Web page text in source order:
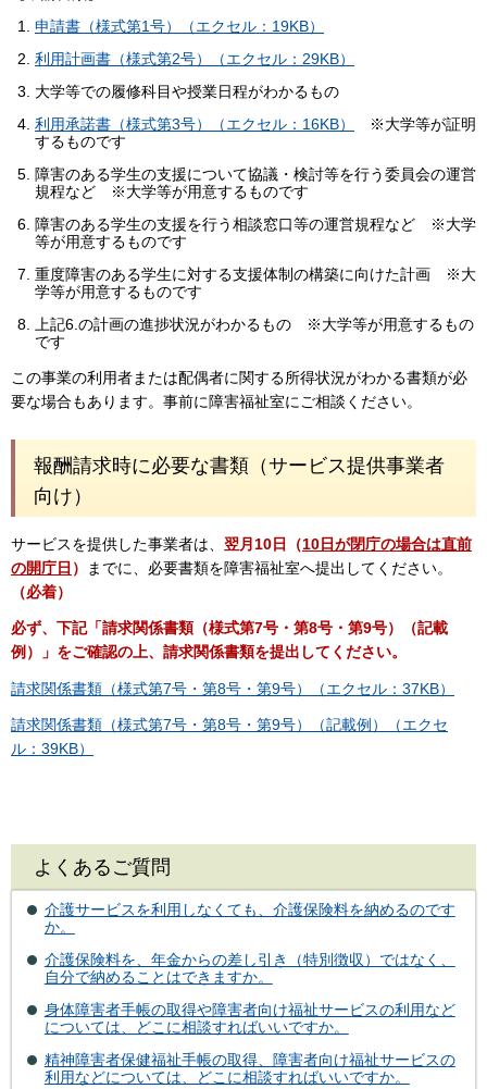
申請書（様式第1号）（エクセル：19KB）
利用計画書（様式第2号）（エクセル：29KB）
大学等での履修科目や授業日程がわかるもの
利用承諾書（様式第3号）（エクセル：16KB）
※大学等が証明
するものです
障害のある学生の支援について協議・検討等を行う委員会の運営
規程など ※大学等が用意するものです
障害のある学生の支援を行う相談窓口等の運営規程など ※大学
等が用意するものです
重度障害のある学生に対する支援体制の構築に向けた計画 ※大
学等が用意するものです
上記6.の計画の進捗状況がわかるもの ※大学等が用意するもの
です
この事業の利用者または配偶者に関する所得状況がわかる書類が必
要な場合もあります。事前に障害福祉室にご相談ください。
報酬請求時に必要な書類（サービス提供事業者
向け）
サービスを提供した事業者は、 翌月10日（10日が閉庁の場合は直前
の開庁日 ）
までに、必要書類を障害福祉室へ提出してください。
（必着）
必ず、下記「請求関係書類（様式第7号・第8号・第9号）（記載
例）」をご確認の上、請求関係書類を提出してください。
請求関係書類（様式第7号・第8号・第9号）（エクセル：37KB）
請求関係書類（様式第7号・第8号・第9号）（記載例）（エクセ
ル：39KB）
よくあるご質問
介護サービスを利用しなくても、介護保険料を納めるのです
か。
介護保険料を、年金からの差し引き（特別徴収）ではなく、
自分で納めることはできますか。
身体障害者手帳の取得や障害者向け福祉サービスの利用など
については、どこに相談すればいいですか。
精神障害者保健福祉手帳の取得、障害者向け福祉サービスの
利用などについては、どこに相談すればいいですか。